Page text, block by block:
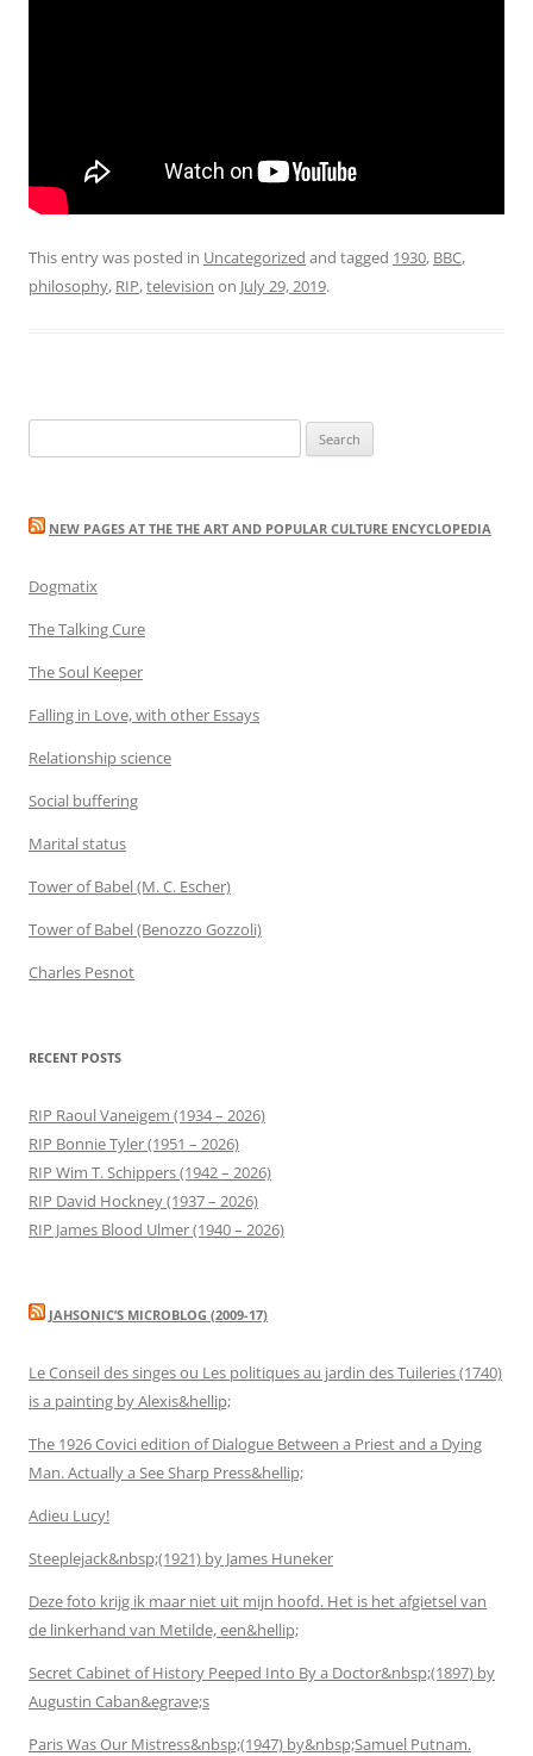
This entry was posted in Uncategorized and tagged 1930, BBC,
philosophy, RIP,television on July 29, 2019.
for:
NEW PAGES AT THE THE ART AND POPULAR CULTURE ENCYCLOPEDIA
Dogmatix
The Talking Cure
The Soul Keeper
Falling in Love, with other Essays
Relationship science
Social buffering
Marital status
Tower of Babel (M. C. Escher)
Tower of Babel (Benozzo Gozzoli)
Charles Pesnot
RECENT POSTS
RIP Raoul Vaneigem (1934 – 2026)
RIP Bonnie Tyler (1951 – 2026)
RIP Wim T. Schippers (1942 – 2026)
RIP David Hockney (1937 – 2026)
RIP James Blood Ulmer (1940 – 2026)
JAHSONIC’S MICROBLOG (2009-17)
Le Conseil des singes ou Les politiques au jardin des Tuileries (1740)
is a painting by Alexis&hellip;
The 1926 Covici edition of Dialogue Between a Priest and a Dying
Man. Actually a See Sharp Press&hellip;
Adieu Lucy!
Steeplejack&nbsp;(1921) by James Huneker
Deze foto krijg ik maar niet uit mijn hoofd. Het is het afgietsel van
de linkerhand van Metilde, een&hellip;
Secret Cabinet of History Peeped Into By a Doctor&nbsp;(1897) by
Augustin Caban&egrave;s
Paris Was Our Mistress&nbsp;(1947) by&nbsp;Samuel Putnam.